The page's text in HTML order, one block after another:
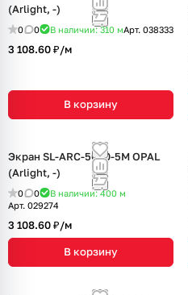
(Arlight, -)
0 0 В наличии: 310 мАрт. 038333
3 108.60 ₽/м
В корзину
Экран SL-ARC-5060-5M OPAL
(Arlight, -)
0 0 В наличии: 400 м
Арт. 029274
3 108.60 ₽/м
В корзину